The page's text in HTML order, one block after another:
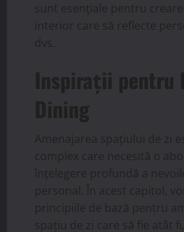
sunt esențiale pentru
interior care să reflecte
dvs.
Inspirații pentru
Dining
Amenajarea spațiului de zi
complex care necesită o
înțelegere profundă a
personal. În acest capitol,
principiile de bază pentru
spațiu de zi care să fie atât